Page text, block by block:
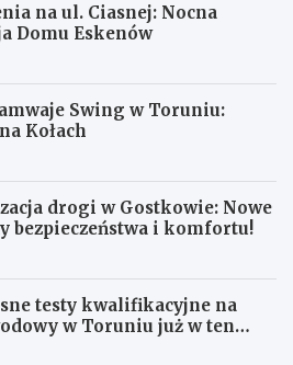
na ul. Ciasnej: Nocna
Domu Eskenów
Swing w Toruniu:
Kołach
drogi w Gostkowie: Nowe
bezpieczeństwa i komfortu!
testy kwalifikacyjne na
w Toruniu już w ten